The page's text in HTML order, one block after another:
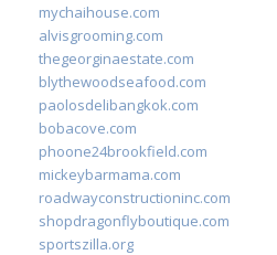
mychaihouse.com
alvisgrooming.com
thegeorginaestate.com
blythewoodseafood.com
paolosdelibangkok.com
bobacove.com
phoone24brookfield.com
mickeybarmama.com
roadwayconstructioninc.com
shopdragonflyboutique.com
sportszilla.org